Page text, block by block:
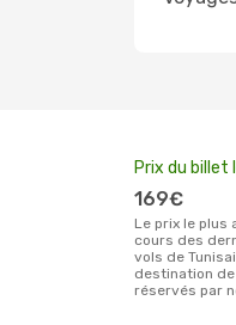
Prix du billet
169€
Le prix le plus avantageux observé au
cours des
vols de
destination
réservés par